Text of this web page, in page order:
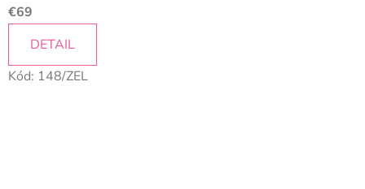
€69
DETAIL
Kód: 148/ZEL